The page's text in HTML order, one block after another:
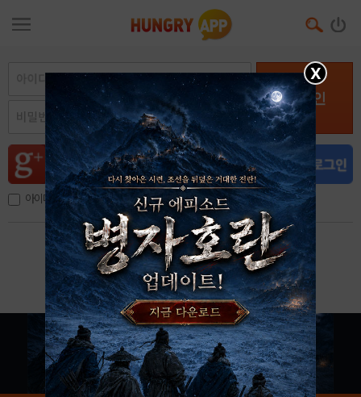
로그인
아이디, 이메일 저장
아이디 / 비밀번호 찾기 회원가입
X